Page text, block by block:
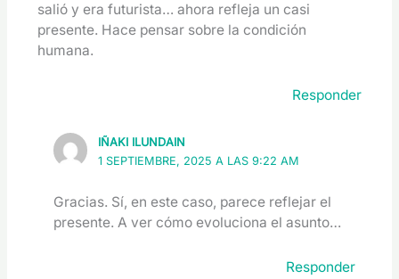
salió y era futurista… ahora refleja un casi
presente. Hace pensar sobre la condición
humana.
Responder
IÑAKI ILUNDAIN
1 SEPTIEMBRE, 2025 A LAS 9:22 AM
Gracias. Sí, en este caso, parece reflejar el
presente. A ver cómo evoluciona el asunto…
Responder